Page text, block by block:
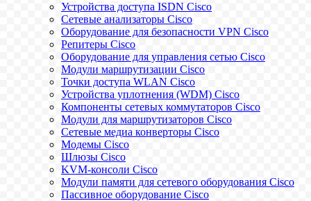
Устройства доступа ISDN Cisco
Сетевые анализаторы Cisco
Оборудование для безопасности VPN Cisco
Репитеры Cisco
Оборудование для управления сетью Cisco
Модули маршрутизации Cisco
Точки доступа WLAN Cisco
Устройства уплотнения (WDM) Cisco
Компоненты сетевых коммутаторов Cisco
Модули для маршрутизаторов Cisco
Сетевые медиа конверторы Cisco
Модемы Cisco
Шлюзы Cisco
KVM-консоли Cisco
Модули памяти для сетевого оборудования Cisco
Пассивное оборудование Cisco